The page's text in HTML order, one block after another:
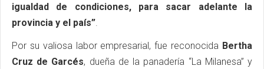
igualdad de condiciones, para sacar adelante la
provincia y el país”.
Por su valiosa labor empresarial, fue reconocida Bertha
Cruz de Garcés, dueña de la panadería “La Milanesa” y